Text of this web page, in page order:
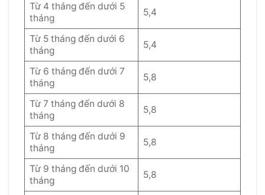
Từ 4 tháng đến dưới 5
tháng
5,4
Từ 5 tháng đến dưới 6
tháng
5,4
Từ 6 tháng đến dưới 7
tháng
5,8
Từ 7 tháng đến dưới 8
tháng
5,8
Từ 8 tháng đến dưới 9
tháng
5,8
Từ 9 tháng đến dưới 10
tháng
5,8